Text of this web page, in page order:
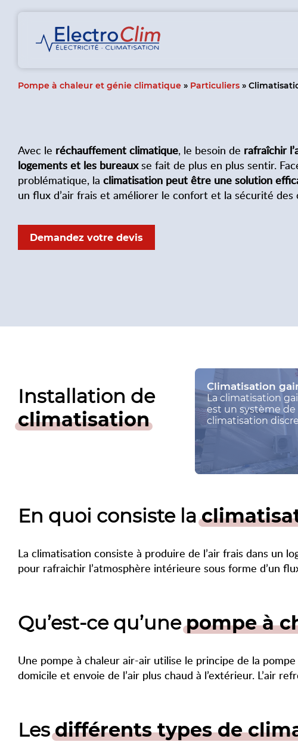
Pompe à chaleur et génie climatique » Particuliers »
Avec le réchauffement climatique, le besoin de rafraîchir
logements et les bureauxse fait de plus en plus sentir.
problématique, la climatisation peut être une solution
un flux d’air frais et améliorer le confort et la sécurité des
Demandez votre devis
Installation de
climatisation
Climatisation
La climatisation
est un système de
climatisation
pièces d’un
l’aide de conduits
gaines dissimulés
En quoi consiste la
La climatisation consiste à produire de l’air frais dans un
pour rafraichir l’atmosphère intérieure sous forme d’un
Qu’est-ce qu’unepompe à
Une pompe à chaleur air-air utilise le principe de la
domicile et envoie de l’air plus chaud à l’extérieur. L’air
Lesdifférents types de